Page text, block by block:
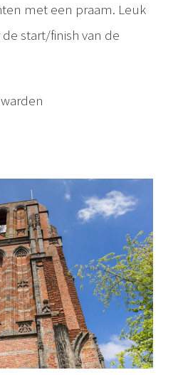
met een praam. Leuk
de start/finish van de